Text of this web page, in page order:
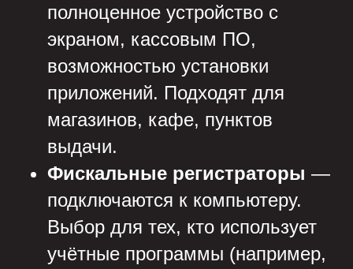
полноценное устройство с
экраном, кассовым ПО,
возможностью установки
приложений. Подходят для
магазинов, кафе, пунктов
выдачи.
Фискальные регистраторы —
подключаются к компьютеру.
Выбор для тех, кто использует
учётные программы (например,